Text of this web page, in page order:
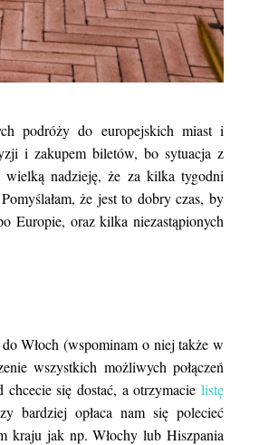
podróży do europejskich miast i
i zakupem biletów, bo sytuacja z
nadzieję, że za kilka tygodni
że jest to dobry czas, by
Europie, oraz kilka niezastąpionych
Włoch (wspominam o niej także w
wszystkich możliwych połączeń
się dostać, a otrzymacie listę
bardziej opłaca nam się polecieć
kraju jak np. Włochy lub Hiszpania
Najpiękniejsze miasta w
warto w nich